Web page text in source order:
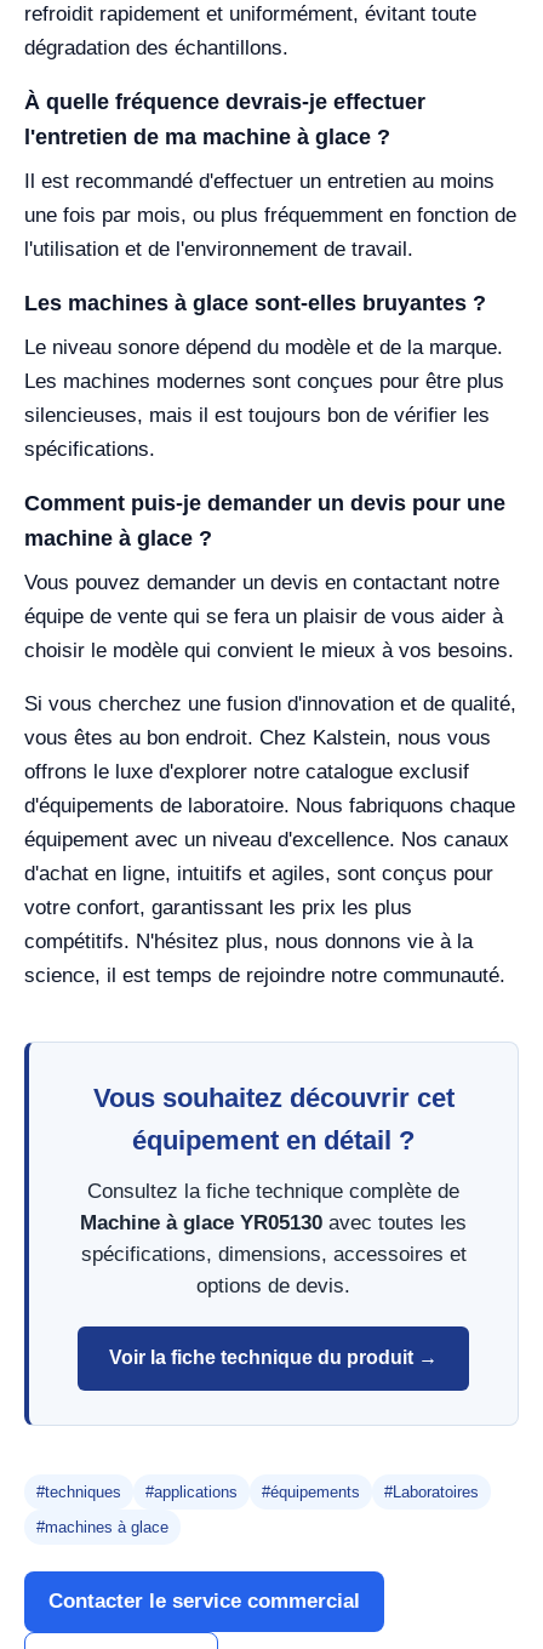
refroidit rapidement et uniformément, évitant toute
dégradation des échantillons.
À quelle fréquence devrais-je effectuer
l'entretien de ma machine à glace ?
Il est recommandé d'effectuer un entretien au moins
une fois par mois, ou plus fréquemment en fonction de
l'utilisation et de l'environnement de travail.
Les machines à glace sont-elles bruyantes ?
Le niveau sonore dépend du modèle et de la marque.
Les machines modernes sont conçues pour être plus
silencieuses, mais il est toujours bon de vérifier les
spécifications.
Comment puis-je demander un devis pour une
machine à glace ?
Vous pouvez demander un devis en contactant notre
équipe de vente qui se fera un plaisir de vous aider à
choisir le modèle qui convient le mieux à vos besoins.
Si vous cherchez une fusion d'innovation et de qualité,
vous êtes au bon endroit. Chez Kalstein, nous vous
offrons le luxe d'explorer notre catalogue exclusif
d'équipements de laboratoire. Nous fabriquons chaque
équipement avec un niveau d'excellence. Nos canaux
d'achat en ligne, intuitifs et agiles, sont conçus pour
votre confort, garantissant les prix les plus
compétitifs. N'hésitez plus, nous donnons vie à la
science, il est temps de rejoindre notre communauté.
Vous souhaitez découvrir cet
équipement en détail ?
Consultez la fiche technique complète de
Machine à glace YR05130 avec toutes les
spécifications, dimensions, accessoires et
options de devis.
Voir la fiche technique du produit →
#techniques #applications #équipements
#Laboratoires
#machines à glace
Contacter le service commercial